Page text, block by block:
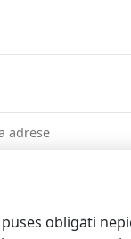
obligāti